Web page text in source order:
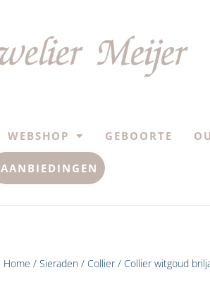
WEBSHOP GEBOORTE
AANBIEDINGEN
Home / Sieraden / Collier/ Collier witgoud